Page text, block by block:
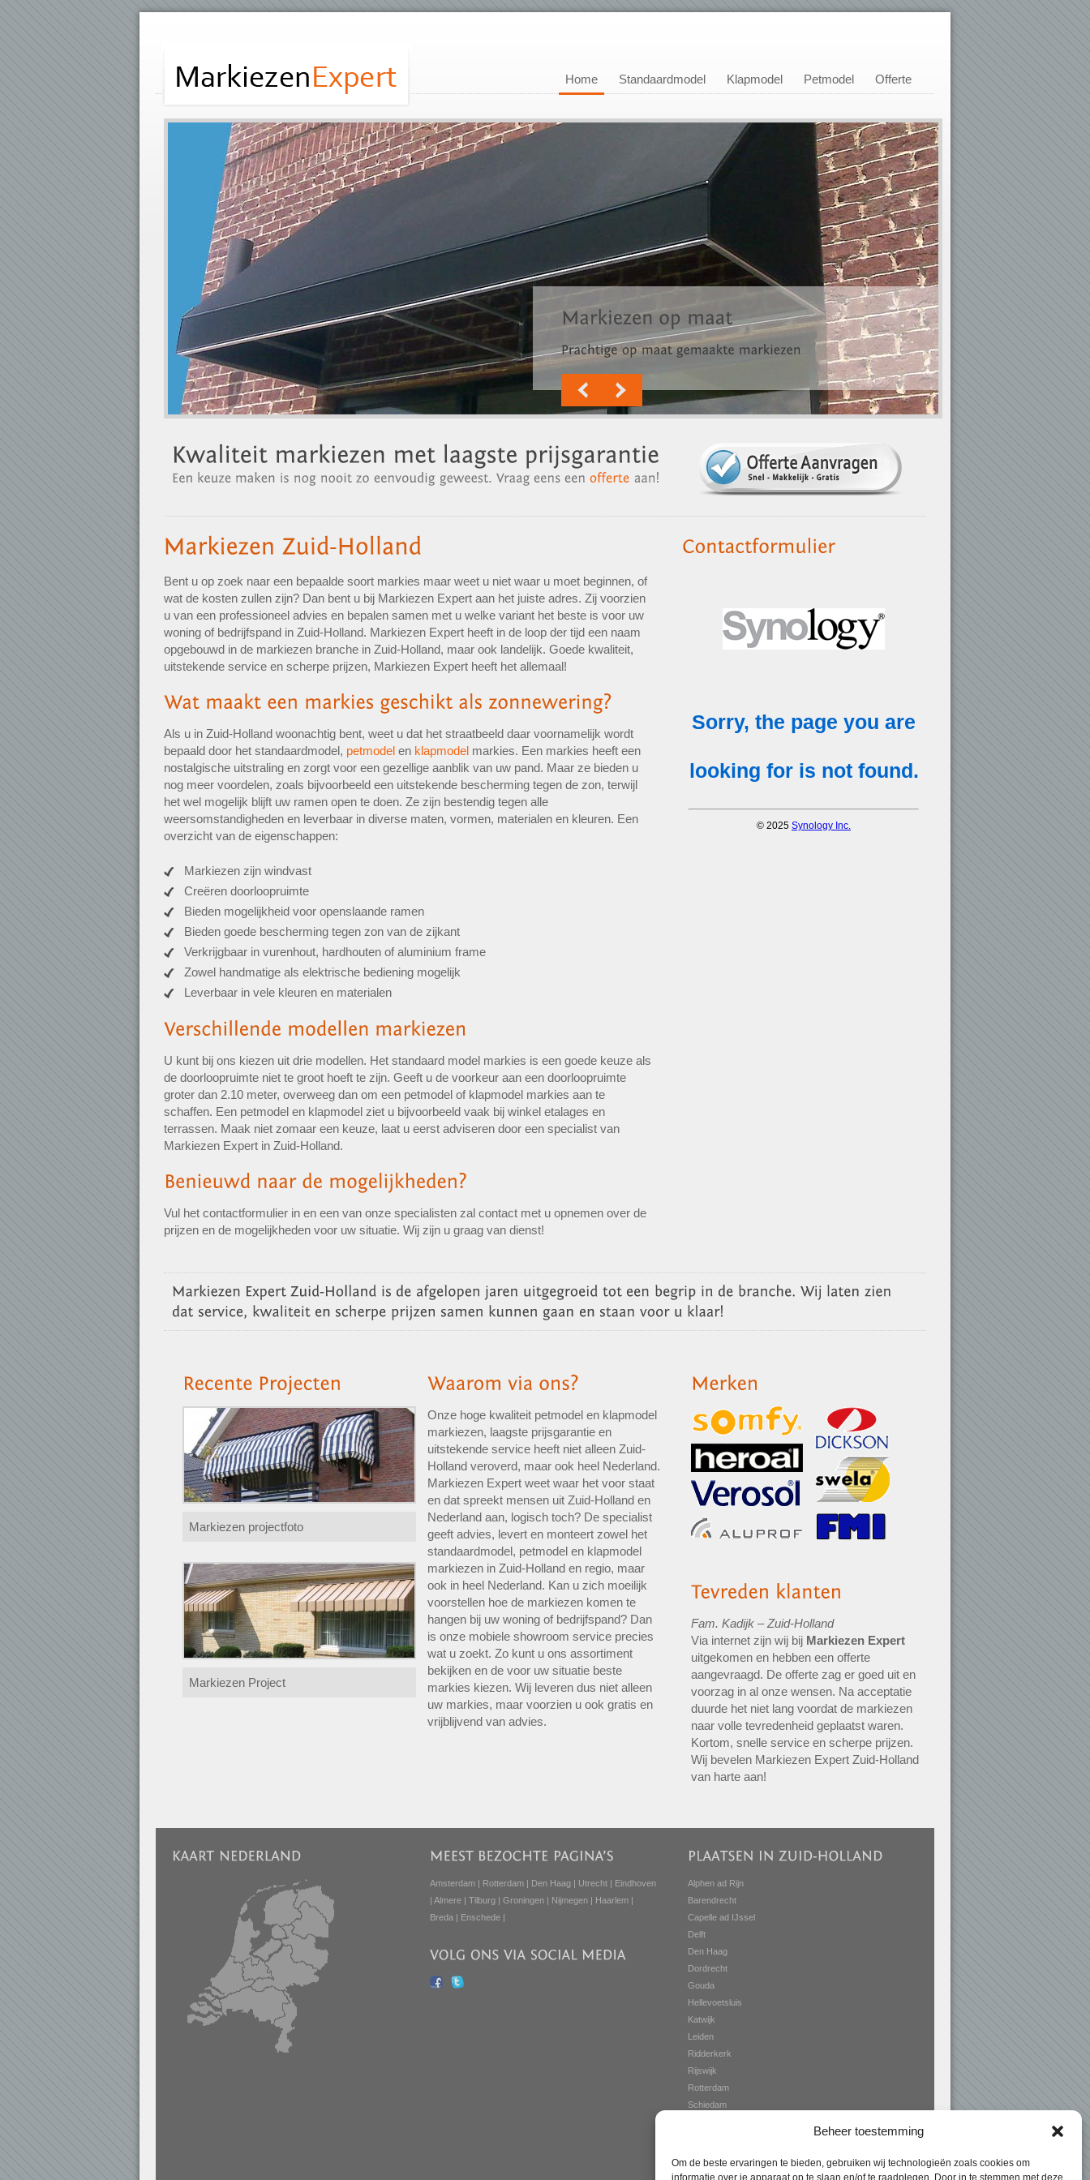
Beheer toestemming
Om de beste ervaringen te bieden, gebruiken wij technologieën zoals cookies om
informatie over je apparaat op te slaan en/of te raadplegen. Door in te stemmen met deze
Home Standaardmodel Klapmodel Petmodel Offerte
Bent u op zoek naar een bepaalde soort markies maar weet u niet waar u moet beginnen, of
wat de kosten zullen zijn? Dan bent u bij Markiezen Expert aan het juiste adres. Zij voorzien
u van een professioneel advies en bepalen samen met u welke variant het beste is voor uw
woning of bedrijfspand in Zuid-Holland. Markiezen Expert heeft in de loop der tijd een naam
opgebouwd in de markiezen branche in Zuid-Holland, maar ook landelijk. Goede kwaliteit,
uitstekende service en scherpe prijzen, Markiezen Expert heeft het allemaal!
Als u in Zuid-Holland woonachtig bent, weet u dat het straatbeeld daar voornamelijk wordt
bepaald door het standaardmodel, petmodel en klapmodel markies. Een markies heeft een
nostalgische uitstraling en zorgt voor een gezellige aanblik van uw pand. Maar ze bieden u
nog meer voordelen, zoals bijvoorbeeld een uitstekende bescherming tegen de zon, terwijl
het wel mogelijk blijft uw ramen open te doen. Ze zijn bestendig tegen alle
weersomstandigheden en leverbaar in diverse maten, vormen, materialen en kleuren. Een
overzicht van de eigenschappen:
Markiezen zijn windvast
Creëren doorloopruimte
Bieden mogelijkheid voor openslaande ramen
Bieden goede bescherming tegen zon van de zijkant
Verkrijgbaar in vurenhout, hardhouten of aluminium frame
Zowel handmatige als elektrische bediening mogelijk
Leverbaar in vele kleuren en materialen
U kunt bij ons kiezen uit drie modellen. Het standaard model markies is een goede keuze als
de doorloopruimte niet te groot hoeft te zijn. Geeft u de voorkeur aan een doorloopruimte
groter dan 2.10 meter, overweeg dan om een petmodel of klapmodel markies aan te
schaffen. Een petmodel en klapmodel ziet u bijvoorbeeld vaak bij winkel etalages en
terrassen. Maak niet zomaar een keuze, laat u eerst adviseren door een specialist van
Markiezen Expert in Zuid-Holland.
Vul het contactformulier in en een van onze specialisten zal contact met u opnemen over de
prijzen en de mogelijkheden voor uw situatie. Wij zijn u graag van dienst!
Markiezen projectfoto
Markiezen Project
Onze hoge kwaliteit petmodel en klapmodel
markiezen, laagste prijsgarantie en
uitstekende service heeft niet alleen Zuid-
Holland veroverd, maar ook heel Nederland.
Markiezen Expert weet waar het voor staat
en dat spreekt mensen uit Zuid-Holland en
Nederland aan, logisch toch? De specialist
geeft advies, levert en monteert zowel het
standaardmodel, petmodel en klapmodel
markiezen in Zuid-Holland en regio, maar
ook in heel Nederland. Kan u zich moeilijk
voorstellen hoe de markiezen komen te
hangen bij uw woning of bedrijfspand? Dan
is onze mobiele showroom service precies
wat u zoekt. Zo kunt u ons assortiment
bekijken en de voor uw situatie beste
markies kiezen. Wij leveren dus niet alleen
uw markies, maar voorzien u ook gratis en
vrijblijvend van advies.
Fam. Kadijk – Zuid-Holland
Via internet zijn wij bij Markiezen Expert
uitgekomen en hebben een offerte
aangevraagd. De offerte zag er goed uit en
voorzag in al onze wensen. Na acceptatie
duurde het niet lang voordat de markiezen
naar volle tevredenheid geplaatst waren.
Kortom, snelle service en scherpe prijzen.
Wij bevelen Markiezen Expert Zuid-Holland
van harte aan!
Amsterdam Rotterdam Den Haag Utrecht
Eindhoven
Almere Tilburg Groningen Nijmegen Haarlem
Breda
Enschede
Alphen ad Rijn
Barendrecht
Capelle ad IJssel
Delft
Den Haag
Dordrecht
Gouda
Hellevoetsluis
Katwijk
Leiden
Ridderkerk
Rijswijk
Rotterdam
Schiedam